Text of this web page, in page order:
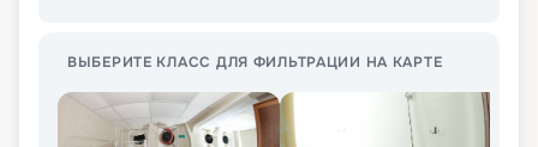
ВЫБЕРИТЕ КЛАСС ДЛЯ ФИЛЬТРАЦИИ НА КАРТЕ